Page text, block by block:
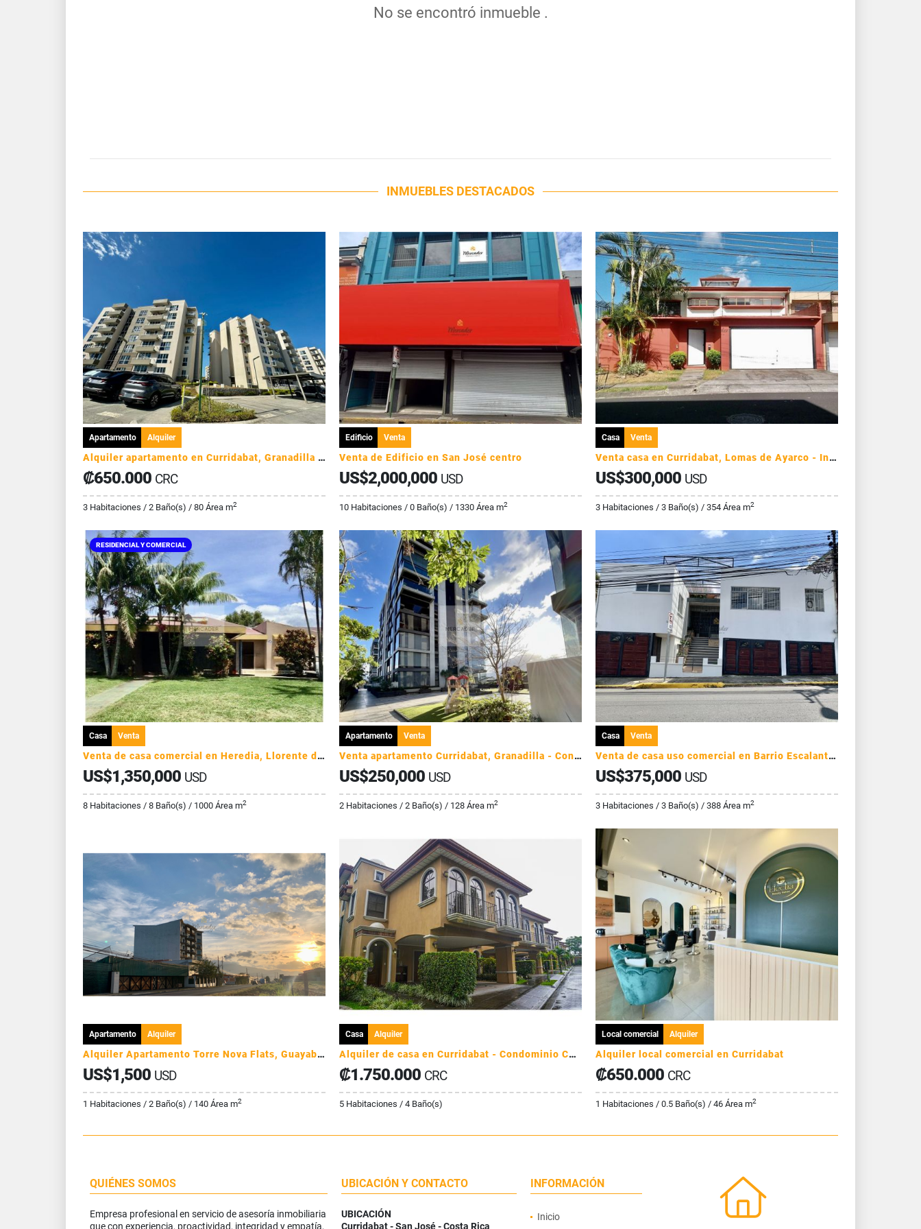
No se encontró inmueble .
INMUEBLES DESTACADOS
Apartamento Alquiler
Alquiler apartamento en Curridabat, Granadilla - Condominio Monte Alto
₡650.000 CRC
3 Habitaciones / 2 Baño(s) / 80 Área m2
Edificio Venta
Venta de Edificio en San José centro
US$2,000,000 USD
10 Habitaciones / 0 Baño(s) / 1330 Área m2
Casa Venta
Venta casa en Curridabat, Lomas de Ayarco - Independiente
US$300,000 USD
3 Habitaciones / 3 Baño(s) / 354 Área m2
RESIDENCIAL Y COMERCIAL
Casa Venta
Venta de casa comercial en Heredia, Llorente de Flores - Uso mixto
US$1,350,000 USD
8 Habitaciones / 8 Baño(s) / 1000 Área m2
Apartamento Venta
Venta apartamento Curridabat, Granadilla - Condominio Golfside
US$250,000 USD
2 Habitaciones / 2 Baño(s) / 128 Área m2
Casa Venta
Venta de casa uso comercial en Barrio Escalante - San José
US$375,000 USD
3 Habitaciones / 3 Baño(s) / 388 Área m2
Apartamento Alquiler
Alquiler Apartamento Torre Nova Flats, Guayabos - Curridabat
US$1,500 USD
1 Habitaciones / 2 Baño(s) / 140 Área m2
Casa Alquiler
Alquiler de casa en Curridabat - Condominio Colinas de Montealegre
₡1.750.000 CRC
5 Habitaciones / 4 Baño(s)
Local comercial Alquiler
Alquiler local comercial en Curridabat
₡650.000 CRC
1 Habitaciones / 0.5 Baño(s) / 46 Área m2
QUIÉNES SOMOS
Empresa profesional en servicio de asesoría inmobiliaria
que con experiencia, proactividad, integridad y empatía,
UBICACIÓN Y CONTACTO
UBICACIÓN
Curridabat - San José - Costa Rica
INFORMACIÓN
Inicio